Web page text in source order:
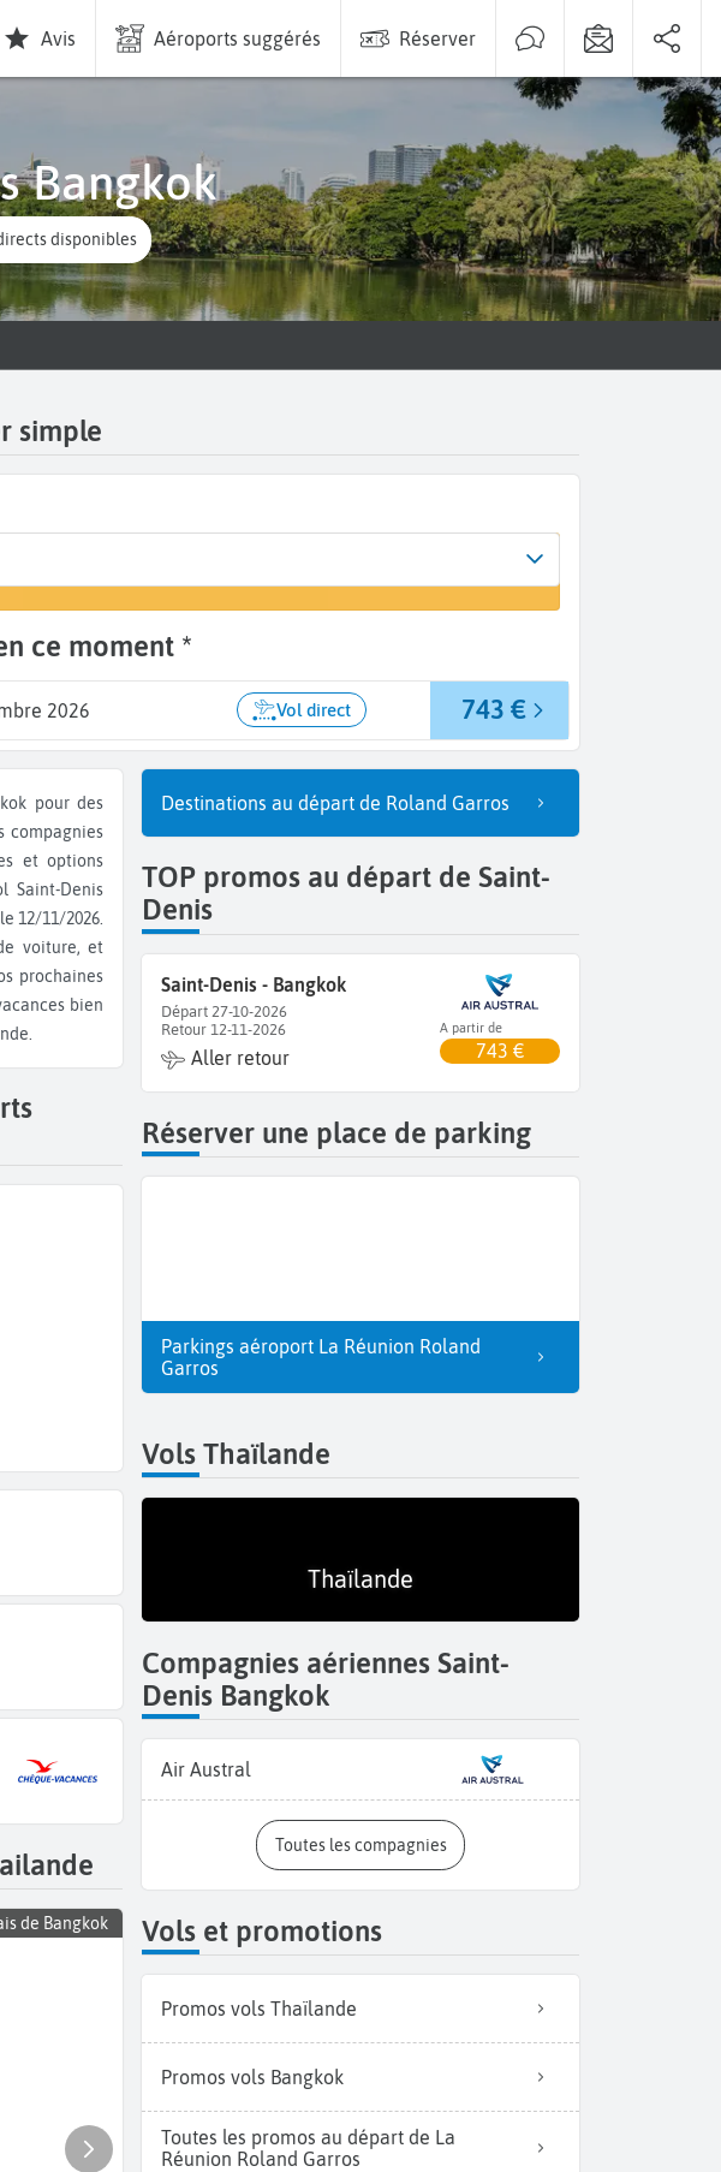
Avis Aéroports suggérés Réserver
Bangkok
directs disponibles
simple
Bangkok (BKK)
ce moment *
2026 Vol direct 743 €
compagnies
et options
Saint-Denis
12/11/2026.
voiture, et
prochaines
bien
de Bangkok
Destinations au départ de Roland Garros
TOP promos au départ de Saint-
Denis
Saint-Denis - Bangkok
Départ 27-10-2026
Retour 12-11-2026
Aller retour
A partir de
743 €
Réserver une place de parking
Parkings aéroport La Réunion Roland
Garros
Vols Thaïlande
Thaïlande
Compagnies aériennes Saint-
Denis Bangkok
Air Austral
Toutes les compagnies
Vols et promotions
Promos vols Thaïlande
Promos vols Bangkok
Toutes les promos au départ de La
Réunion Roland Garros